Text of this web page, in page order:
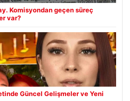
Komisyondan geçen süreç
var?
Güncel Gelişmeler ve Yeni